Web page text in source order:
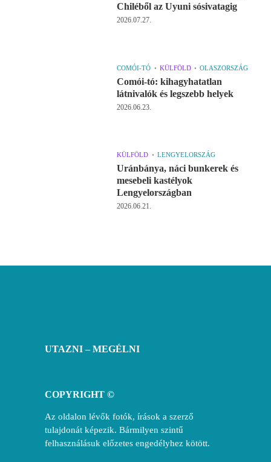
Chiléből az Uyuni sósivatagig
2026.07.27.
COMÓI-TÓ KÜLFÖLD OLASZORSZÁG
Comói-tó: kihagyhatatlan
látnivalók és legszebb helyek
2026.06.23.
KÜLFÖLD LENGYELORSZÁG
Uránbánya, náci bunkerek és
mesebeli kastélyok
Lengyelországban
2026.06.21.
UTAZNI – MEGÉLNI
COPYRIGHT ©
Az oldalon lévők fotók, írások a szerző
tulajdonát képezik. Bármilyen szintű
felhasználásuk előzetes engedélyhez kötött.